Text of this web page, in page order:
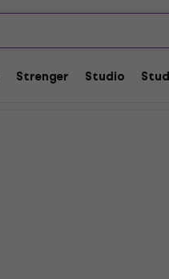
Strenger Studio